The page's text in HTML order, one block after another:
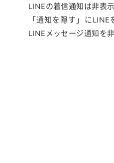
LINEの着信通知は非表
「通知を隠す」に
LINEメッセージ通知を